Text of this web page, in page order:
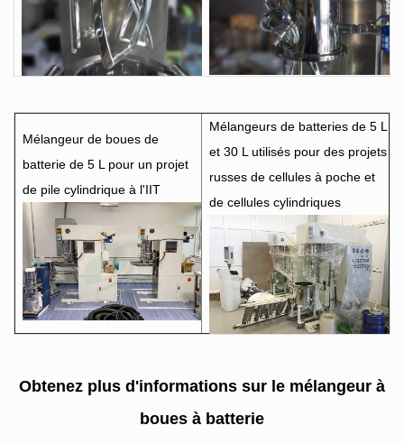
Mélangeur de boues de
batterie de 5 L pour un projet
de pile cylindrique à l'IIT
Mélangeurs de batteries de 5 L
et 30 L utilisés pour des projets
russes de cellules à poche et
de cellules cylindriques
Obtenez plus d'informations sur le mélangeur à
boues à batterie